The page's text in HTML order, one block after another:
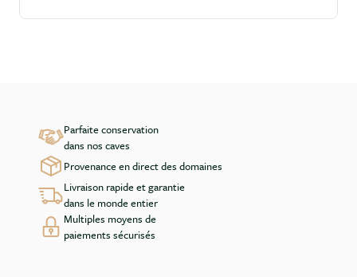
Parfaite conservation
dans nos caves
Provenance en direct des domaines
Livraison rapide et garantie
dans le monde entier
Multiples moyens de
paiements sécurisés